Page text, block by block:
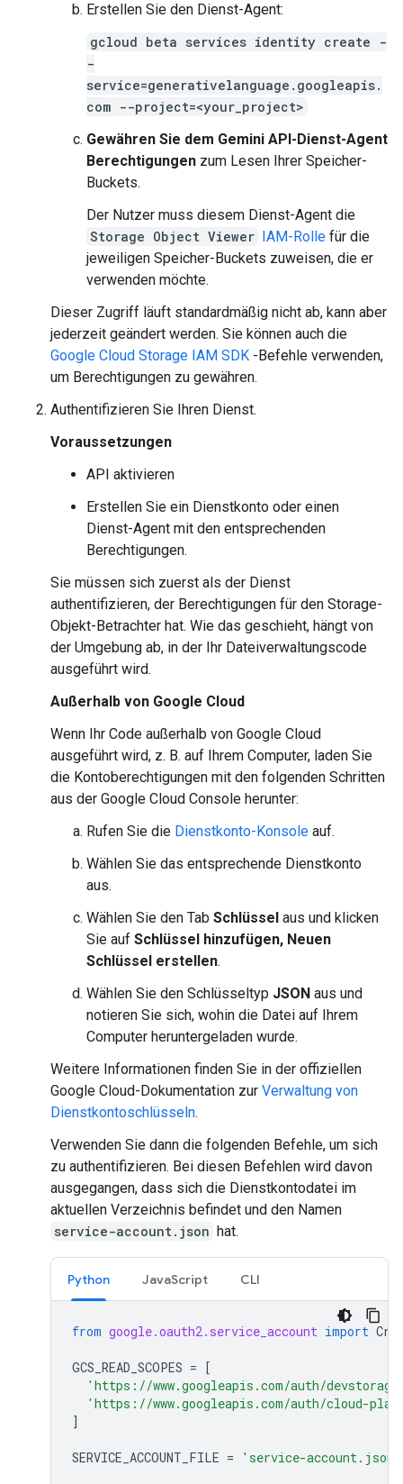
Erstellen Sie den Dienst-Agent:
gcloud beta services identity create -
-
service=generativelanguage.googleapis.
com --project=<your_project>
Gewähren Sie dem Gemini API-Dienst-Agent
Berechtigungen zum Lesen Ihrer Speicher-
Buckets.
Der Nutzer muss diesem Dienst-Agent die
Storage Object Viewer IAM-Rolle für die
jeweiligen Speicher-Buckets zuweisen, die er
verwenden möchte.
Dieser Zugriff läuft standardmäßig nicht ab, kann aber
jederzeit geändert werden. Sie können auch die
Google Cloud Storage IAM SDK -Befehle verwenden,
um Berechtigungen zu gewähren.
Authentifizieren Sie Ihren Dienst.
Voraussetzungen
API aktivieren
Erstellen Sie ein Dienstkonto oder einen
Dienst-Agent mit den entsprechenden
Berechtigungen.
Sie müssen sich zuerst als der Dienst
authentifizieren, der Berechtigungen für den Storage-
Objekt-Betrachter hat. Wie das geschieht, hängt von
der Umgebung ab, in der Ihr Dateiverwaltungscode
ausgeführt wird.
Außerhalb von Google Cloud
Wenn Ihr Code außerhalb von Google Cloud
ausgeführt wird, z. B. auf Ihrem Computer, laden Sie
die Kontoberechtigungen mit den folgenden Schritten
aus der Google Cloud Console herunter:
Rufen Sie die Dienstkonto-Konsole auf.
Wählen Sie das entsprechende Dienstkonto
aus.
Wählen Sie den Tab Schlüssel aus und klicken
Sie auf Schlüssel hinzufügen, Neuen
Schlüssel erstellen.
Wählen Sie den Schlüsseltyp JSON aus und
notieren Sie sich, wohin die Datei auf Ihrem
Computer heruntergeladen wurde.
Weitere Informationen finden Sie in der offiziellen
Google Cloud-Dokumentation zur Verwaltung von
Dienstkontoschlüsseln.
Verwenden Sie dann die folgenden Befehle, um sich
zu authentifizieren. Bei diesen Befehlen wird davon
ausgegangen, dass sich die Dienstkontodatei im
aktuellen Verzeichnis befindet und den Namen
service-account.json hat.
Python JavaScript CLI
from google.oauth2.service_account import
GCS_READ_SCOPES = [
'https://www.googleapis.com/auth/
'https://www.googleapis.com/auth/cloud-
]
SERVICE_ACCOUNT_FILE = 'service-account.json'